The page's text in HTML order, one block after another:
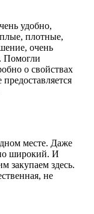
удобно,
плотные,
очень
Помогли
о свойствах
месте. Даже
широкий. И
закупаем здесь.
не